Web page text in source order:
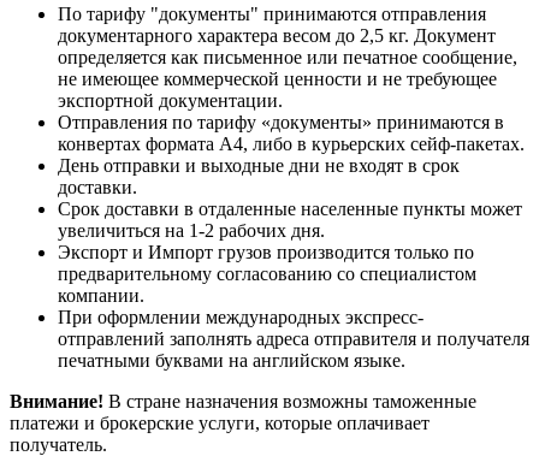
БЕЛЬГИЯ
B
БЕНИН
G
БЕРМУДСКИЕ ОСТРОВА
G
БОЛГАРИЯ
C
БОЛИВИЯ
БОСНИЯ И
ГЕРЦЕГОВИНА
C
БОТСВАНА
G
БРАЗИЛИЯ
G
БРИТАНСКИЕ
ВИРГИНСКИЕ ОСТРОВА
БРУНЕЙ
F
БУРКИНА-ФАСО
БУРУНДИ
G
БУТАН
F
ВАНУАТУ
G
ВЕЛИКОБРИТАНИЯ
ВЕНГРИЯ
A
ВЕНЕСУЭЛА
По тарифу "документы" принимаются отправления
документарного характера весом до 2,5 кг. Документ
определяется как письменное или печатное сообщение,
не имеющее коммерческой ценности и не требующее
экспортной документации.
Отправления по тарифу «документы» принимаются в
конвертах формата А4, либо в курьерских сейф-пакетах.
День отправки и выходные дни не входят в срок
доставки.
Срок доставки в отдаленные населенные пункты может
увеличиться на 1-2 рабочих дня.
Экспорт и Импорт грузов производится только по
предварительному согласованию со специалистом
компании.
При оформлении международных экспресс-
отправлений заполнять адреса отправителя и получателя
печатными буквами на английском языке.
Внимание! В стране назначения возможны таможенные
платежи и брокерские услуги, которые оплачивает
получатель.